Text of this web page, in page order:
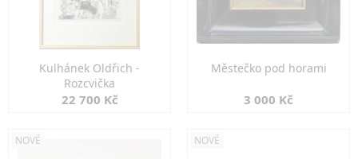
Kulhánek Oldřich -
Rozcvička
22 700 Kč
Městečko pod horami
3 000 Kč
NOVÉ NOVÉ